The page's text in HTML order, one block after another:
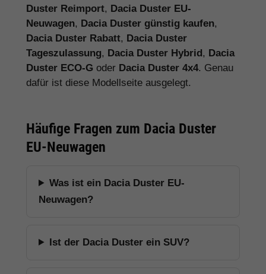
Duster Reimport, Dacia Duster EU-
Neuwagen, Dacia Duster günstig kaufen,
Dacia Duster Rabatt, Dacia Duster
Tageszulassung, Dacia Duster Hybrid, Dacia
Duster ECO-G oder Dacia Duster 4x4. Genau
dafür ist diese Modellseite ausgelegt.
Häufige Fragen zum Dacia Duster
EU-Neuwagen
Was ist ein Dacia Duster EU-
Neuwagen?
Ist der Dacia Duster ein SUV?